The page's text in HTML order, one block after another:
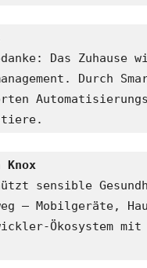
Das
Durch
sensible
– Mobilgeräte,
Ökosystem mit